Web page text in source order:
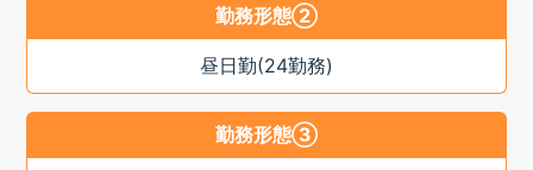
勤務形態②
昼日勤(24勤務)
勤務形態③